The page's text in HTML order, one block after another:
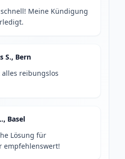
Meine Kündigung
S., Bern
reibungslos
Basel
Lösung für
empfehlenswert!